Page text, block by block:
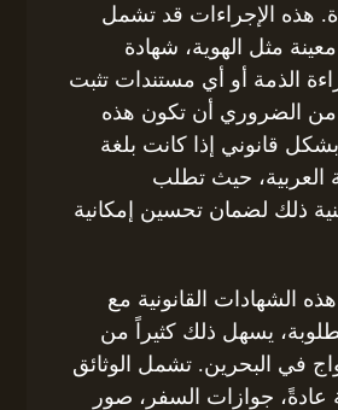
هذه الإجراءات قد تشمل
مثل الهوية، شهادة
براءة الذمة أو أي مستندات تثبت
الضروري أن تكون هذه
قانوني إذا كانت بلغة
العربية، حيث تطلب
ذلك لضمان تحسين إمكانية
الشهادات القانونية مع
يسهل ذلك كثيراً من
في البحرين. تشمل الوثائق
عادةً، جوازات السفر، صور